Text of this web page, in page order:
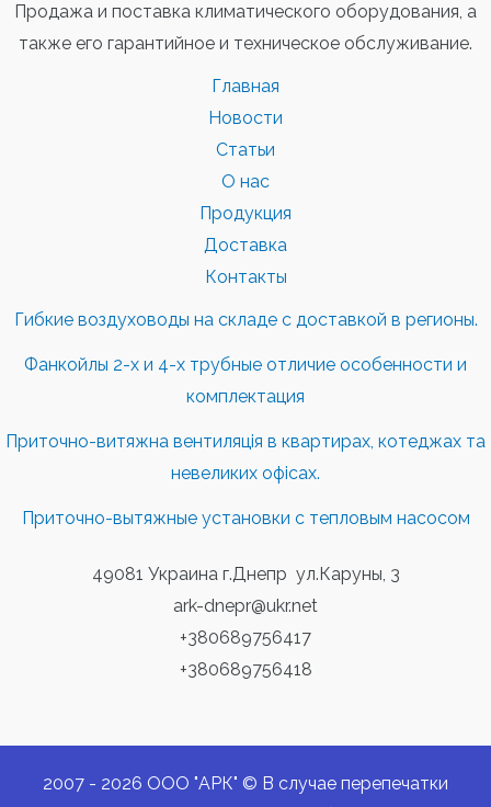
Продажа и поставка климатического оборудования, а
также его гарантийное и техническое обслуживание.
Главная
Новости
Статьи
О нас
Продукция
Доставка
Контакты
Гибкие воздуховоды на складе с доставкой в регионы.
Фанкойлы 2-х и 4-х трубные отличие особенности и
комплектация
Приточно-витяжна вентиляція в квартирах, котеджах та
невеликих офісах.
Приточно-вытяжные установки с тепловым насосом
49081 Украина г.Днепр ул.Каруны, 3
ark-dnepr@ukr.net
+380689756417
+380689756418
2007 - 2026 ООО "АРК" © В случае перепечатки